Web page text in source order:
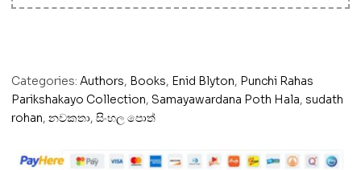
Categories: Authors, Books, Enid Blyton, Punchi Rahas
Parikshakayo Collection, Samayawardana Poth Hala, sudath
rohan, නවකතා, සිංහල පොත්